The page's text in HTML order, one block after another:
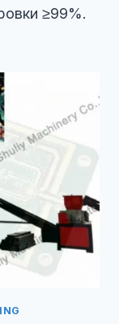
≥99%.